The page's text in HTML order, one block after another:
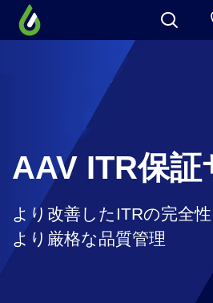
AAV ITR保証
より改善したITRの完全性
より厳格な品質管理